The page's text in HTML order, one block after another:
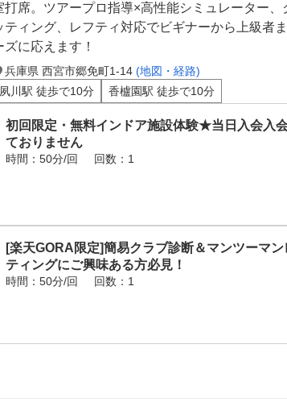
打席。ツアープロ指導×高性能シミュレーター、
ティング、レフティ対応でビギナーから上級者
ズに応えます！
兵庫県 西宮市郷免町1-14 (地図・経路)
夙川駅 徒歩で10分
香櫨園駅 徒歩で10分
初回限定・無料インドア施設体験★当日入会入
ておりません
時間：50分/回 回数：1
[楽天GORA限定]簡易クラブ診断＆マンツーマ
ティングにご興味ある方必見！
時間：50分/回 回数：1